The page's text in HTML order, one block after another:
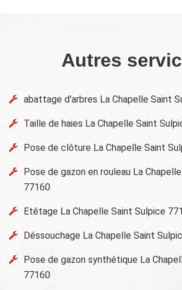
Autres
abattage d'arbres La Chapelle Saint
Taille de haies La Chapelle Saint
Pose de clôture La Chapelle Saint
Pose de gazon en rouleau La
77160
Etêtage La Chapelle Saint Sulpice
Déssouchage La Chapelle Saint
Pose de gazon synthétique La
77160